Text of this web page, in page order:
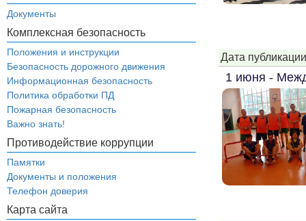
Документы
Комплексная безопасность
Положения и инструкции
Безопасность дорожного движения
Информационная безопасность
Политика обработки ПД
Пожарная безопасность
Важно знать!
Противодействие коррупции
Памятки
Документы и положения
Телефон доверия
Карта сайта
Дата
1 июня -